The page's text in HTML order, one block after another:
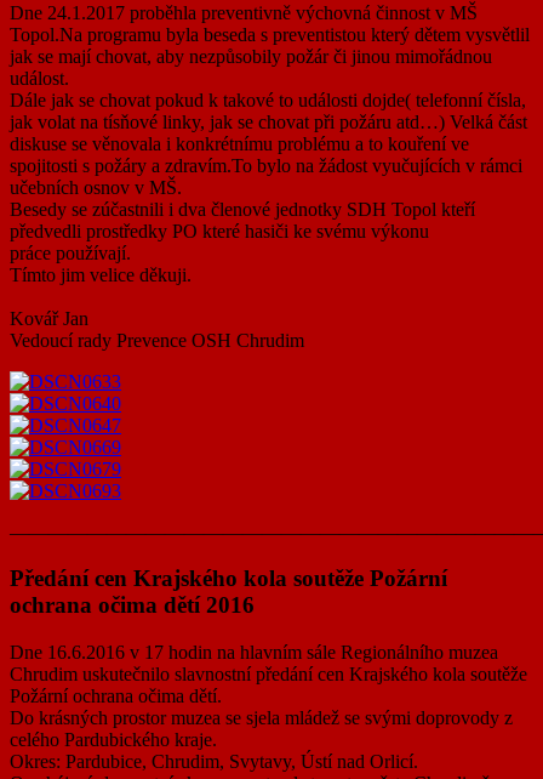
Dne 24.1.2017 proběhla preventivně výchovná činnost v MŠ
Topol.Na programu byla beseda s preventistou který dětem vysvětlil
jak se mají chovat, aby nezpůsobily požár či jinou mimořádnou
událost.
Dále jak se chovat pokud k takové to události dojde( telefonní čísla,
jak volat na tísňové linky, jak se chovat při požáru atd…) Velká část
diskuse se věnovala i konkrétnímu problému a to kouření ve
spojitosti s požáry a zdravím.To bylo na žádost vyučujících v rámci
učebních osnov v MŠ.
Besedy se zúčastnili i dva členové jednotky SDH Topol kteří
předvedli prostředky PO které hasiči ke svému výkonu
práce používají.
Tímto jim velice děkuji.
Kovář Jan
Vedoucí rady Prevence OSH Chrudim
Předání cen Krajského kola soutěže Požární
ochrana očima dětí 2016
Dne 16.6.2016 v 17 hodin na hlavním sále Regionálního muzea
Chrudim uskutečnilo slavnostní předání cen Krajského kola soutěže
Požární ochrana očima dětí.
Do krásných prostor muzea se sjela mládež se svými doprovody z
celého Pardubického kraje.
Okres: Pardubice, Chrudim, Svytavy, Ústí nad Orlicí.